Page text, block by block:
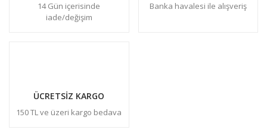
14 Gün içerisinde
iade/değişim
Banka havalesi ile alışveriş
ÜCRETSİZ KARGO
150 TL ve üzeri kargo bedava